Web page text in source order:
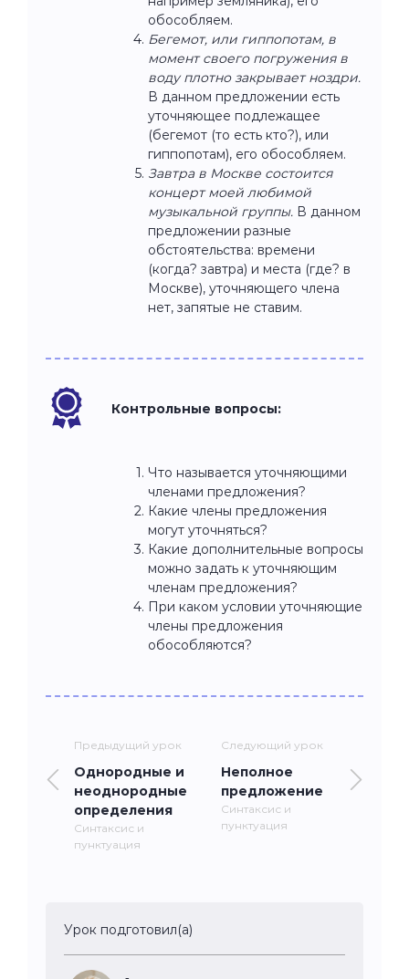
обособляем.
Бегемот, или гиппопотам, в
момент своего погружения в
воду плотно закрывает ноздри.
В данном предложении есть
уточняющее подлежащее
(бегемот (то есть кто?), или
гиппопотам), его обособляем.
Завтра в Москве состоится
концерт моей любимой
музыкальной группы. В данном
предложении разные
обстоятельства: времени
(когда? завтра) и места (где? в
Москве), уточняющего члена
нет, запятые не ставим.
Контрольные вопросы:
Что называется уточняющими
членами предложения?
Какие члены предложения
могут уточняться?
Какие дополнительные вопросы
можно задать к уточняющим
членам предложения?
При каком условии уточняющие
члены предложения
обособляются?
Предыдущий урок
Однородные и
неоднородные
определения
Синтаксис и
пунктуация
Следующий урок
Неполное
предложение
Синтаксис и
пунктуация
Урок подготовил(а)